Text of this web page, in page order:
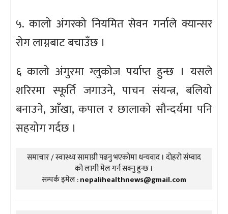
५. कालो अंगरको नियमित सेवन गर्नाले क्यान्सर
रोग लाग्नबाट बचाउँछ ।
६ कालो अंगुरमा ग्लुकोज पर्याप्त हुन्छ । यसले
शरिरमा स्फूर्ति जगाउने, पाचन संयन्त्र, बलियो
बनाउने, आँखा, कपाल र छालाको सौन्दर्यमा पनि
सहयोग गर्दछ ।
समाचार / स्वास्थ्य सामाग्री पढनु भएकोमा धन्यवाद । दोहरो संम्वाद
को लागी मेल गर्न सक्नु हुन्छ ।
सम्पर्क इमेल :nepalihealthnews@gmail.com